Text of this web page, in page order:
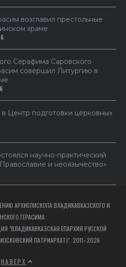
возглавил престольные
храме
Серафима Саровского
совершил Литургию в
Центр подготовки церковных
научно-практический
и неоязычество»
АРХИЕПИСКОПА ВЛАДИКАВКАЗСКОГО И
ГЕРАСИМА
"ВЛАДИКАВКАЗСКАЯ ЕПАРХИЯ РУССКОЙ
ПАТРИАРХАТ)", 2011–2026
НАВЕРХ